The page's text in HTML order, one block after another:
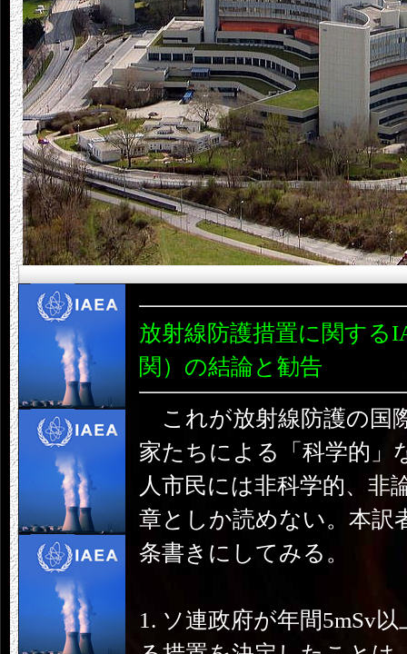
放射線防護措置に関する
関）の結論と勧告
これが放射線防護の国
家たちによる「科学的」
人市民には非科学的、非
章としか読めない。本訳
条書きにしてみる。
1. ソ連政府が年間5mSv